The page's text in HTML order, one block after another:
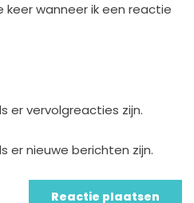
wanneer ik een reactie
er vervolgreacties zijn.
er nieuwe berichten zijn.